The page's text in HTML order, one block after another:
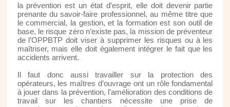
la prévention est un état d’esprit, elle doit devenir partie
prenante du savoir-faire professionnel, au même titre que
le commercial, la gestion, et la formation est son outil de
base, le risque zéro n’existe pas, la mission de préventeur
de l’OPPBTP doit viser à supprimer les risques ou à les
maîtriser, mais elle doit également intégrer le fait que les
accidents arrivent.
Il faut donc aussi travailler sur la protection des
opérateurs, les maîtres d’ouvrage ont un rôle fondamental
à jouer dans la prévention, l’amélioration des conditions de
travail sur les chantiers nécessite une prise de